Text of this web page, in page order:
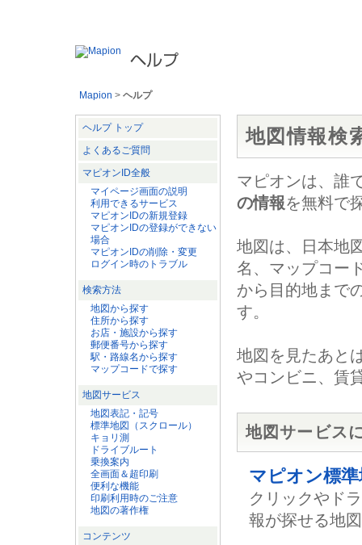
Mapion > ヘルプ
地図情報検
マピオンは、誰
の情報を無料で
地図は、日本地
名、マップコー
から目的地まで
す。
地図を見たあと
やコンビニ、賃
地図サービス
マピオン標準
クリックやド
報が探せる地
ヘルプ トップ
よくあるご質問
マピオンID全般
マイページ画面の説明
利用できるサービス
マピオンIDの新規登録
マピオンIDの登録ができない
場合
マピオンIDの削除・変更
ログイン時のトラブル
検索方法
地図から探す
住所から探す
お店・施設から探す
郵便番号から探す
駅・路線名から探す
マップコードで探す
地図サービス
地図表記・記号
標準地図（スクロール）
キョリ測
ドライブルート
乗換案内
全画面＆超印刷
便利な機能
印刷利用時のご注意
地図の著作権
コンテンツ